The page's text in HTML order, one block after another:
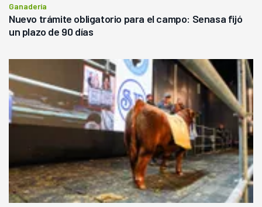
Ganadería
Nuevo trámite obligatorio para el campo: Senasa fijó
un plazo de 90 días